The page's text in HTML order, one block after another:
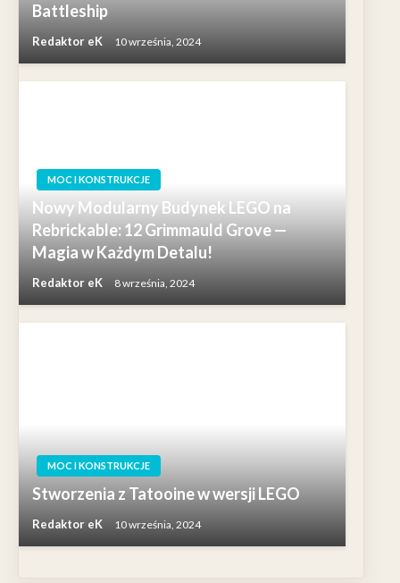
Battleship
Redaktor eK 10 września, 2024
MOC I KONSTRUKCJE
Nowy Modularny Budynek LEGO na
Rebrickable: 12 Grimmauld Grove —
Magia w Każdym Detalu!
Redaktor eK 8 września, 2024
MOC I KONSTRUKCJE
Stworzenia z Tatooine w wersji LEGO
Redaktor eK 10 września, 2024